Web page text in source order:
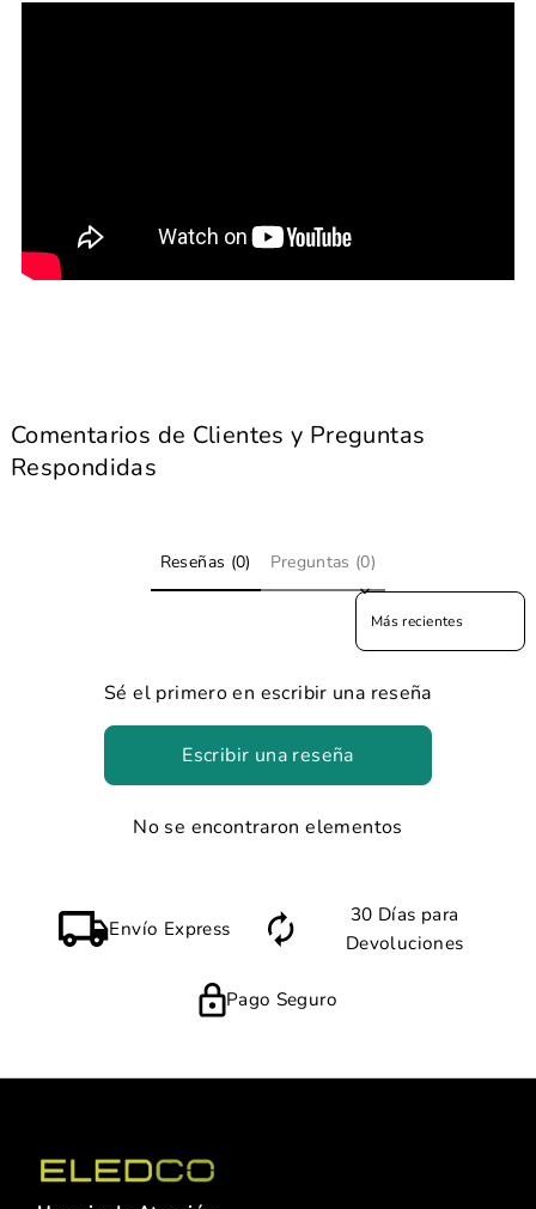
Comentarios de Clientes y Preguntas
Respondidas
Reseñas (0) Preguntas (0)
Sort reviews by
Sé el primero en escribir una reseña
Escribir una reseña
No se encontraron elementos
Envío Express
30 Días para
Devoluciones
Pago Seguro